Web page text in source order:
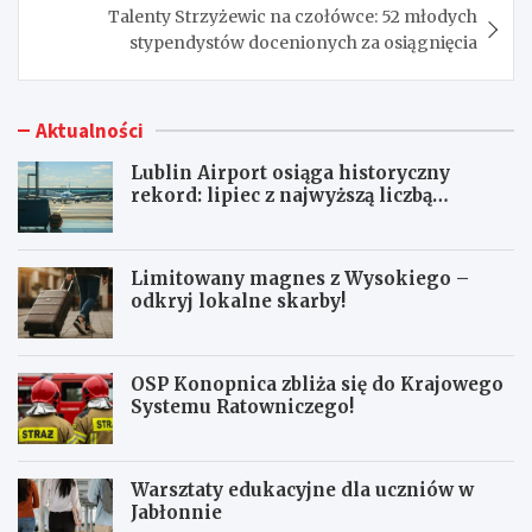
Talenty Strzyżewic na czołówce: 52 młodych
stypendystów docenionych za osiągnięcia
Aktualności
Lublin Airport osiąga historyczny
rekord: lipiec z najwyższą liczbą
Limitowany magnes z Wysokiego –
odkryj lokalne skarby!
OSP Konopnica zbliża się do Krajowego
Systemu Ratowniczego!
Warsztaty edukacyjne dla uczniów w
Jabłonnie